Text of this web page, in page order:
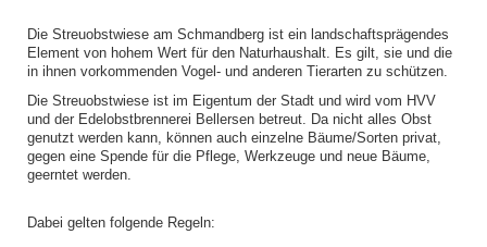
Die Streuobstwiese am Schmandberg ist ein landschaftsprägendes
Element von hohem Wert für den Naturhaushalt. Es gilt, sie und die
in ihnen vorkommenden Vogel- und anderen Tierarten zu schützen.
Die Streuobstwiese ist im Eigentum der Stadt und wird vom HVV
und der Edelobstbrennerei Bellersen betreut. Da nicht alles Obst
genutzt werden kann, können auch einzelne Bäume/Sorten privat,
gegen eine Spende für die Pflege, Werkzeuge und neue Bäume,
geerntet werden.
Dabei gelten folgende Regeln: